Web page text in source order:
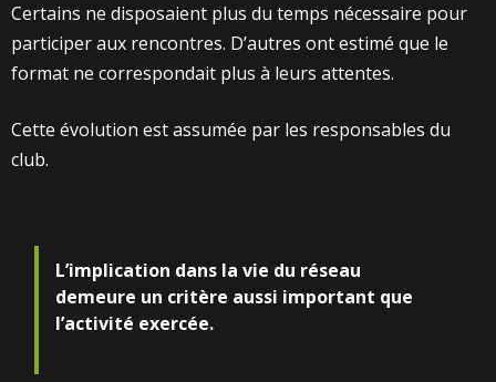
Certains ne disposaient plus du temps nécessaire pour
participer aux rencontres. D’autres ont estimé que le
format ne correspondait plus à leurs attentes.
Cette évolution est assumée par les responsables du
club.
L’implication dans la vie du réseau
demeure un critère aussi important que
l’activité exercée.